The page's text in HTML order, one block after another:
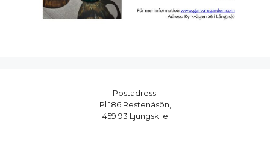
Postadress:
Pl 186 Restenäsön,
459 93 Ljungskile